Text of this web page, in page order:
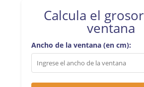
Calcula el
ventana
Ancho de la ventana (en cm):